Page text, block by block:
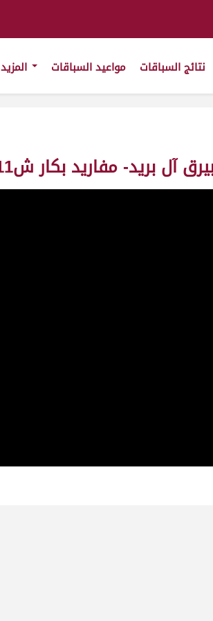
نتائج السباقات مواعيد السباقات
آل بريد- مفاريد بكار ش11